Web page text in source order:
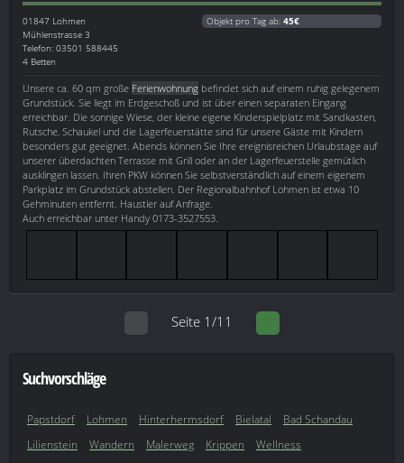
01847 Lohmen
Mühlenstrasse 3
Telefon: 03501 588445
4 Betten
Objekt pro Tag ab: 45€
Unsere ca. 60 qm große Ferienwohnung befindet sich auf einem ruhig gelegenem
Grundstück. Sie liegt im Erdgeschoß und ist über einen separaten Eingang
erreichbar. Die sonnige Wiese, der kleine eigene Kinderspielplatz mit Sandkasten,
Rutsche, Schaukel und die Lagerfeuerstätte sind für unsere Gäste mit Kindern
besonders gut geeignet. Abends können Sie Ihre ereignisreichen Urlaubstage auf
unserer überdachten Terrasse mit Grill oder an der Lagerfeuerstelle gemütlich
ausklingen lassen. Ihren PKW können Sie selbstverständlich auf einem eigenem
Parkplatz im Grundstück abstellen. Der Regionalbahnhof Lohmen ist etwa 10
Gehminuten entfernt. Haustier auf Anfrage.
Auch erreichbar unter Handy 0173-3527553.
Seite 1/11
Suchvorschläge
Papstdorf Lohmen Hinterhermsdorf Bielatal
Bad Schandau
Lilienstein
Wandern Malerweg Krippen Wellness